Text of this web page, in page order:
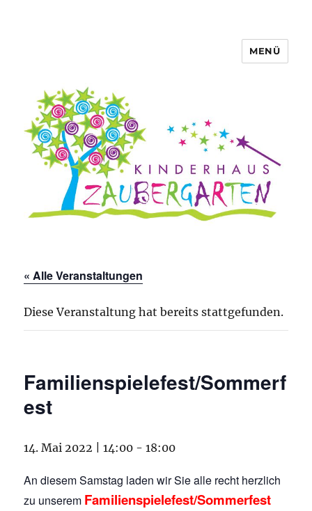
MENÜ
« Alle Veranstaltungen
Diese Veranstaltung hat bereits stattgefunden.
Familienspielefest/Sommerf
est
14. Mai 2022 | 14:00 -18:00
An diesem Samstag laden wir Sie alle recht herzlich
zu unserem Familienspielefest/Sommerfest